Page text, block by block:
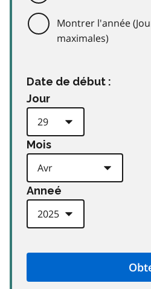
Montrer l'année
maximales)
Date de début :
Jour
Mois
Anneé